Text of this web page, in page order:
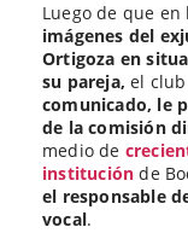
Luego de que
imágenes del
Ortigoza en
su pareja,el club
comunicado, le
de la comisión
medio de
institución de
el responsable
vocal.